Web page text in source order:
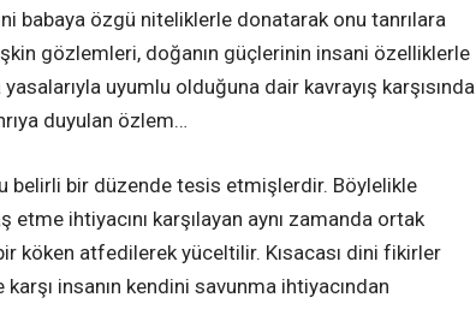
babaya özgü niteliklerle donatarak onu tanrılara
gözlemleri, doğanın güçlerinin insani özelliklerle
uyumlu olduğuna dair kavrayış karşısında
duyulan özlem…
belirli bir düzende tesis etmişlerdir. Böylelikle
etme ihtiyacını karşılayan aynı zamanda ortak
köken atfedilerek yüceltilir. Kısacası dini fikirler
insanın kendini savunma ihtiyacından